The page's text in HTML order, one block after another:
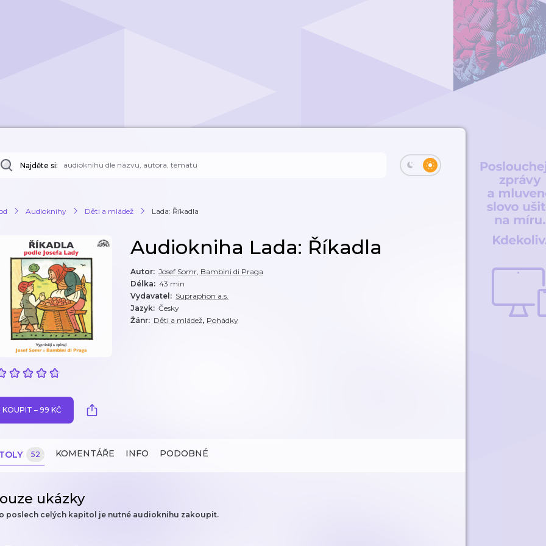
Najděte si:
Audioknihy Děti a mládež Lada: Říkadla
Audiokniha Lada: Říkadla
Autor: Josef Somr, Bambini di Praga
Délka: 43 min
Vydavatel : Supraphon a.s.
Jazyk: Česky
Žánr: Děti a mládež, Pohádky
KOUPIT – 99 KČ
52 KOMENTÁŘE INFO PODOBNÉ
ukázky
poslech celých kapitol je nutné audioknihu zakoupit.